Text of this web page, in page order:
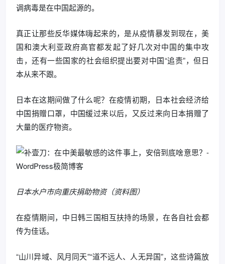
调病毒是在中国起源的。
真正让那些反华媒体嗨起来的，是从疫情暴发到现在，美
国和澳大利亚政府高官都发起了好几次对中国的集中攻
击，还有一些国家的社会组织提出要对中国“追责”，但日
本从来不跟。
日本在这期间做了什么呢？在疫情初期，日本社会经济给
中国捐赠口罩，中国缓过来以后，又反过来向日本捐赠了
大量的医疗物资。
日本水户市向重庆捐助物资（资料图）
在疫情期间，中日韩三国相互扶持的场景，在各自社会都
传为佳话。
“山川异域、风月同天”“道不远人、人无异国”，这些诗篇放